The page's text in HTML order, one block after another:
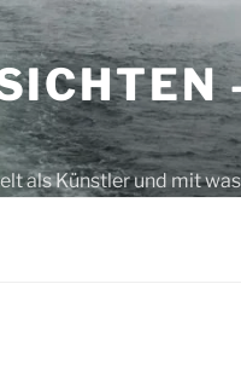
als Künstler und mit